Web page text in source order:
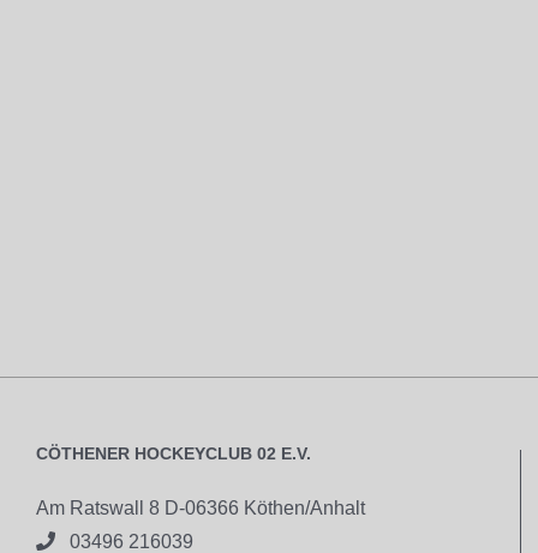
CÖTHENER HOCKEYCLUB 02 E.V.
Am Ratswall 8 D-06366 Köthen/Anhalt
 03496 216039